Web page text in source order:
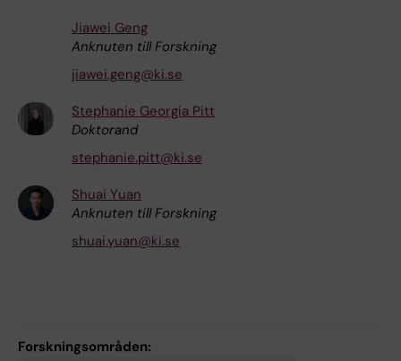
Jiawei Geng
Anknuten till Forskning
jiawei.geng@ki.se
Stephanie Georgia Pitt
Doktorand
stephanie.pitt@ki.se
Shuai Yuan
Anknuten till Forskning
shuai.yuan@ki.se
Forskningsområden: